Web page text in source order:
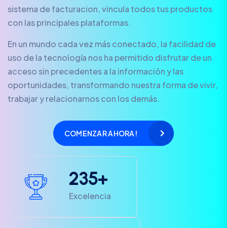
sistema de facturacion, vincula todos tus productos
con las principales plataformas.
En un mundo cada vez más conectado, la facilidad de
uso de la tecnología nos ha permitido disfrutar de un
acceso sin precedentes a la información y las
oportunidades, transformando nuestra forma de vivir,
trabajar y relacionarnos con los demás.
COMENZAR AHORA!
235+
Excelencia